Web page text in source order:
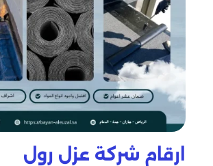
ارقام شركة عزل رول